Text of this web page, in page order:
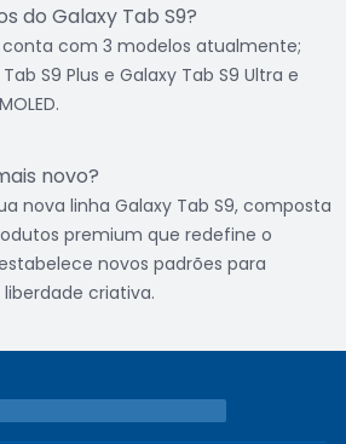
do Galaxy Tab S9?
conta com 3 modelos atualmente;
S9 Plus e Galaxy Tab S9 Ultra e
novo?
nova linha Galaxy Tab S9, composta
premium que redefine o
novos padrões para
criativa.